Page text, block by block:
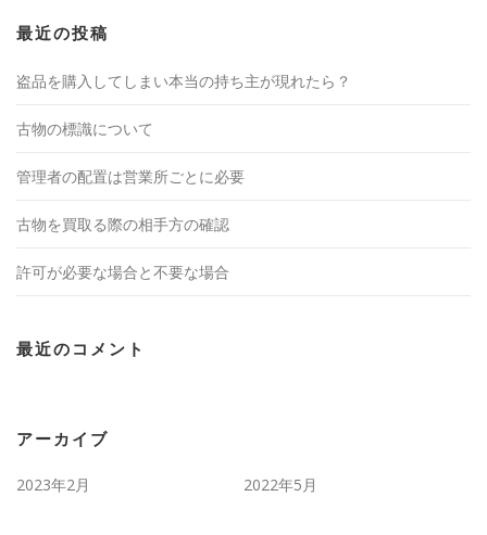
最近の投稿
盗品を購入してしまい本当の持ち主が現れたら？
古物の標識について
管理者の配置は営業所ごとに必要
古物を買取る際の相手方の確認
許可が必要な場合と不要な場合
最近のコメント
アーカイブ
2023年2月 2022年5月